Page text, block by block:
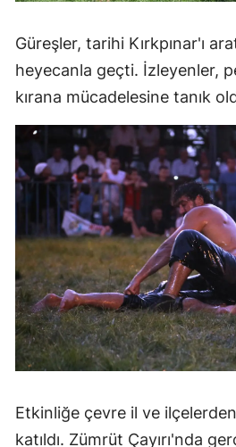
Güreşler, tarihi Kırkpınar'ı
heyecanla geçti. İzleyenler,
kırana mücadelesine tanık
Etkinliğe çevre il ve
katıldı. Zümrüt Çayırı'nda